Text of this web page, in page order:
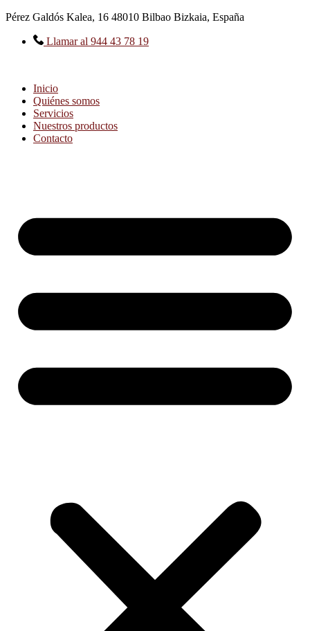
Ir
contenido
Pérez Galdós Kalea, 16 48010 Bilbao Bizkaia, España
Llamar al 944 43 78 19
Inicio
Quiénes somos
Servicios
Nuestros productos
Contacto